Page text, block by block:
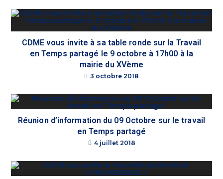
CDME vous invite à sa table ronde sur la Travail
en Temps partagé le 9 octobre à 17h00 à la
mairie du XVème
3 octobre 2018
Réunion d’information du 09 Octobre sur le travail
en Temps partagé
4 juillet 2018